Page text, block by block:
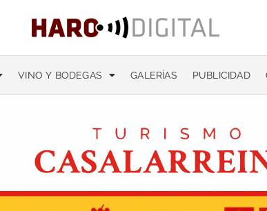
VINO Y BODEGAS GALERÍAS PUBLICIDAD